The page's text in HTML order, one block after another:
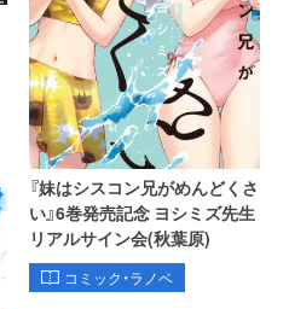
『妹はシスコン兄がめんどくさ
い』6巻発売記念 ヨシミズ先生
リアルサイン会(秋葉原)
コミック・ラノベ